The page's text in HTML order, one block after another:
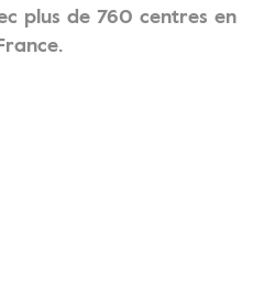
plus de 760 centres en